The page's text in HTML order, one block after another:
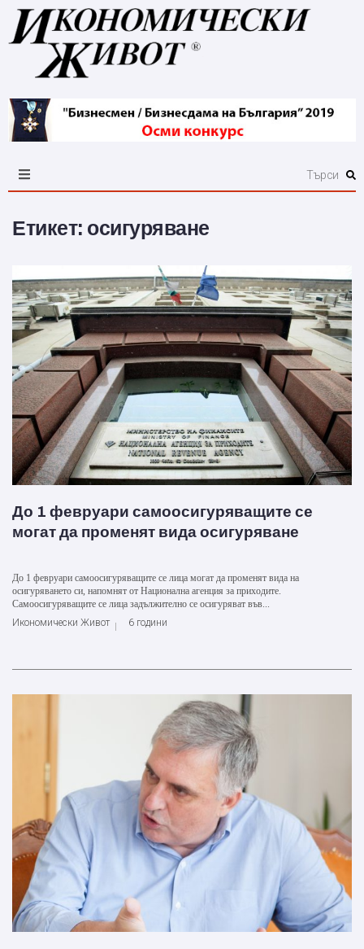
Етикет: осигуряване
До 1 февруари самоосигуряващите се
могат да променят вида осигуряване
До 1 февруари самоосигуряващите се лица могат да променят вида на
осигуряването си, напомнят от Национална агенция за приходите.
Самоосигуряващите се лица задължително се осигуряват във...
Икономически Живот
6 години